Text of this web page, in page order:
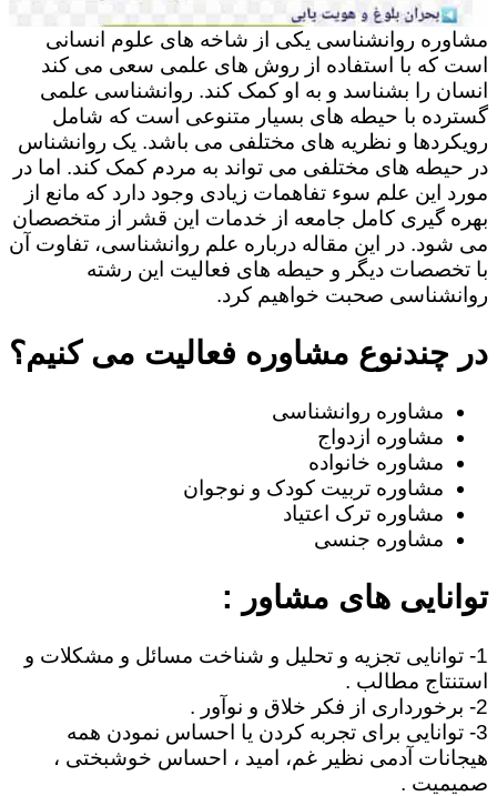
مشاوره روانشناسی یکی از شاخه های علوم انسانی
است که با استفاده از روش های علمی سعی می کند
انسان را بشناسد و به او کمک کند. روانشناسی علمی
گسترده با حیطه های بسیار متنوعی است که شامل
رویکردها و نظریه های مختلفی می باشد. یک روانشناس
در حیطه های مختلفی می تواند به مردم کمک کند. اما در
مورد این علم سوء تفاهمات زیادی وجود دارد که مانع از
بهره گیری کامل جامعه از خدمات این قشر از متخصصان
می شود. در این مقاله درباره علم روانشناسی، تفاوت آن
با تخصصات دیگر و حیطه های فعالیت این رشته
روانشناسی صحبت خواهیم کرد.
در چندنوع مشاوره فعالیت می کنیم؟
مشاوره روانشناسی
مشاوره ازدواج
مشاوره خانواده
مشاوره تربیت کودک و نوجوان
مشاوره ترک اعتیاد
مشاوره جنسی
توانایی های مشاور :
1- توانایی تجزیه و تحلیل و شناخت مسائل و مشکلات و
استنتاج مطالب .
2- برخورداری از فکر خلاق و نوآور .
3- توانایی برای تجربه کردن یا احساس نمودن همه
هیجانات آدمی نظیر غم، امید ، احساس خوشبختی ،
صمیمیت .